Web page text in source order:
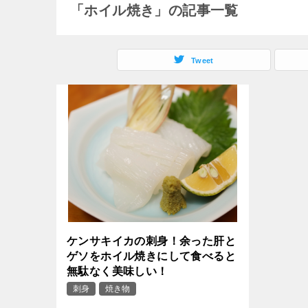
「ホイル焼き」の記事一覧
Tweet
ケンサキイカの刺身！余った肝と
ゲソをホイル焼きにして食べると
無駄なく美味しい！
刺身 焼き物